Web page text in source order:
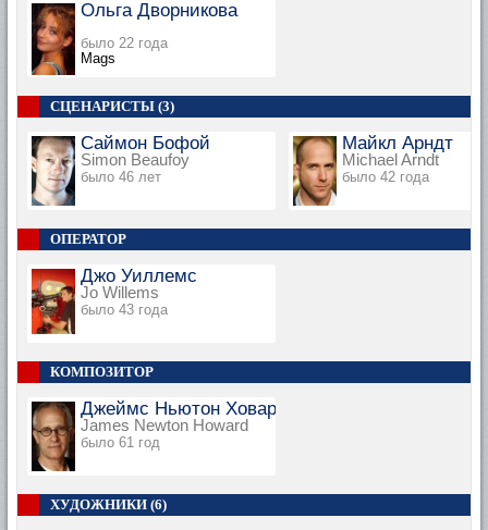
Ольга Дворникова
было 22 года
Mags
СЦЕНАРИСТЫ (3)
Саймон Бофой
Simon Beaufoy
было 46 лет
Майкл Арндт
Michael Arndt
было 42 года
ОПЕРАТОР
Джо Уиллемс
Jo Willems
было 43 года
КОМПОЗИТОР
Джеймс Ньютон Ховард
James Newton Howard
было 61 год
ХУДОЖНИКИ (6)